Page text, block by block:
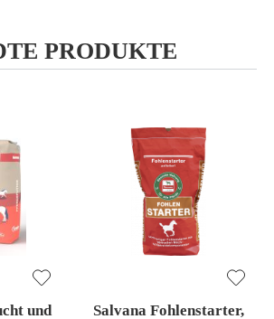
PRODUKTE
und
Salvana Fohlenstarter,